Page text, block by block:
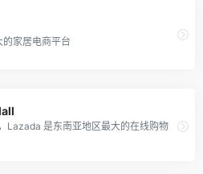
家居电商平台
Lazada 是东南亚地区最大的在线购物